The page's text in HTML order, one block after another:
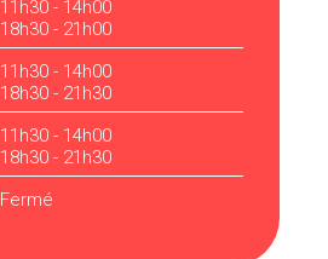
11h30 - 14h00
18h30 - 21h00
11h30 - 14h00
18h30 - 21h30
11h30 - 14h00
18h30 - 21h30
Fermé